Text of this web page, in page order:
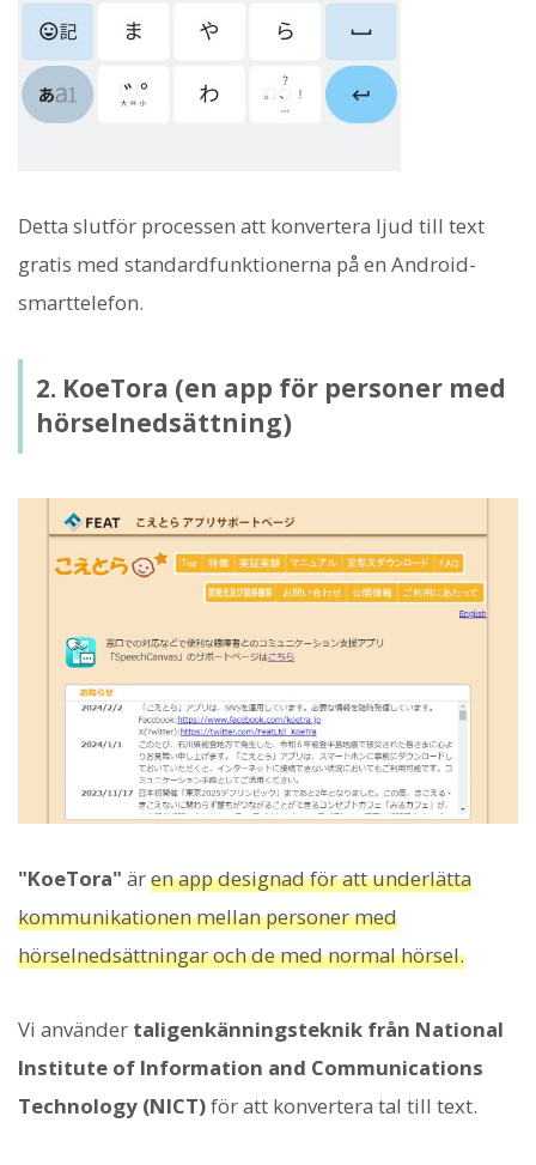
Detta slutför processen att konvertera ljud till text
gratis med standardfunktionerna på en Android-
smarttelefon.
2. KoeTora (en app för personer med
hörselnedsättning)
"KoeTora" ären app designad för att underlätta
kommunikationen mellan personer med
hörselnedsättningar och de med normal hörsel.
Vi använder taligenkänningsteknik från National
Institute of Information and Communications
Technology (NICT)för att konvertera tal till text.